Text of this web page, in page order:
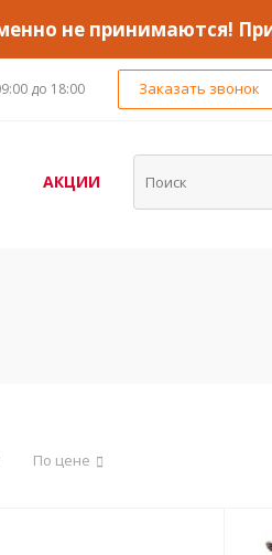
не принимаются!
до 18:00 Заказать звонок
АКЦИИ
По цене